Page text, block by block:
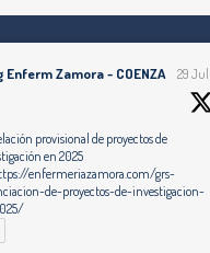
Enferm Zamora - COENZA 29 Jul
provisional de proyectos de
en 2025
enfermeriazamora.com/grs-
de-proyectos-de-investigacion-